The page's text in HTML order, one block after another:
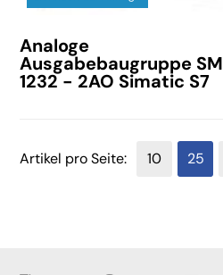
Analoge
Ausgabebaugruppe SM
1232 - 2AO Simatic S7
Artikel pro Seite: 10 25